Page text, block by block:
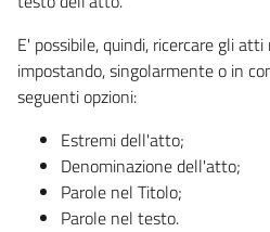
E' possibile, quindi, ricercare gli
impostando, singolarmente o in
seguenti opzioni:
Estremi dell'atto;
Denominazione dell'atto;
Parole nel Titolo;
Parole nel testo.